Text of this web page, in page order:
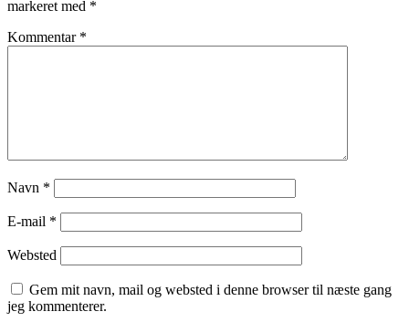
markeret med *
Kommentar *
Navn *
E-mail *
Websted
Gem mit navn, mail og websted i denne browser til næste gang
jeg kommenterer.